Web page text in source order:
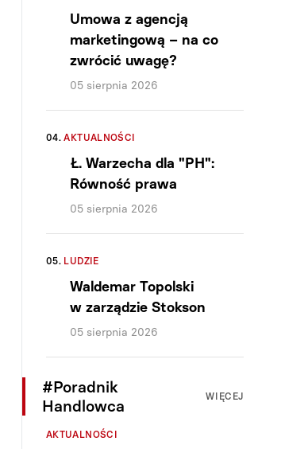
Umowa z agencją
marketingową – na co
zwrócić uwagę?
05 sierpnia 2026
04. AKTUALNOŚCI
Ł. Warzecha dla "PH":
Równość prawa
05 sierpnia 2026
05. LUDZIE
Waldemar Topolski
w zarządzie Stokson
05 sierpnia 2026
#Poradnik
Handlowca
WIĘCEJ
AKTUALNOŚCI